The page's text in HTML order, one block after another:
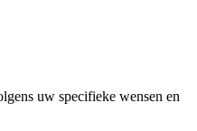
uw specifieke wensen en